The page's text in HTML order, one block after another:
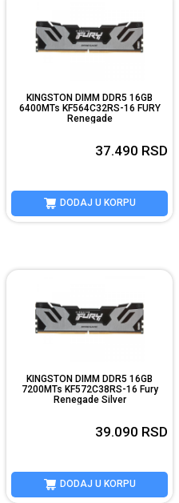
KINGSTON DIMM DDR5 16GB
6400MTs KF564C32RS-16 FURY
Renegade
37.490 RSD
DODAJ U KORPU
KINGSTON DIMM DDR5 16GB
7200MTs KF572C38RS-16 Fury
Renegade Silver
39.090 RSD
DODAJ U KORPU